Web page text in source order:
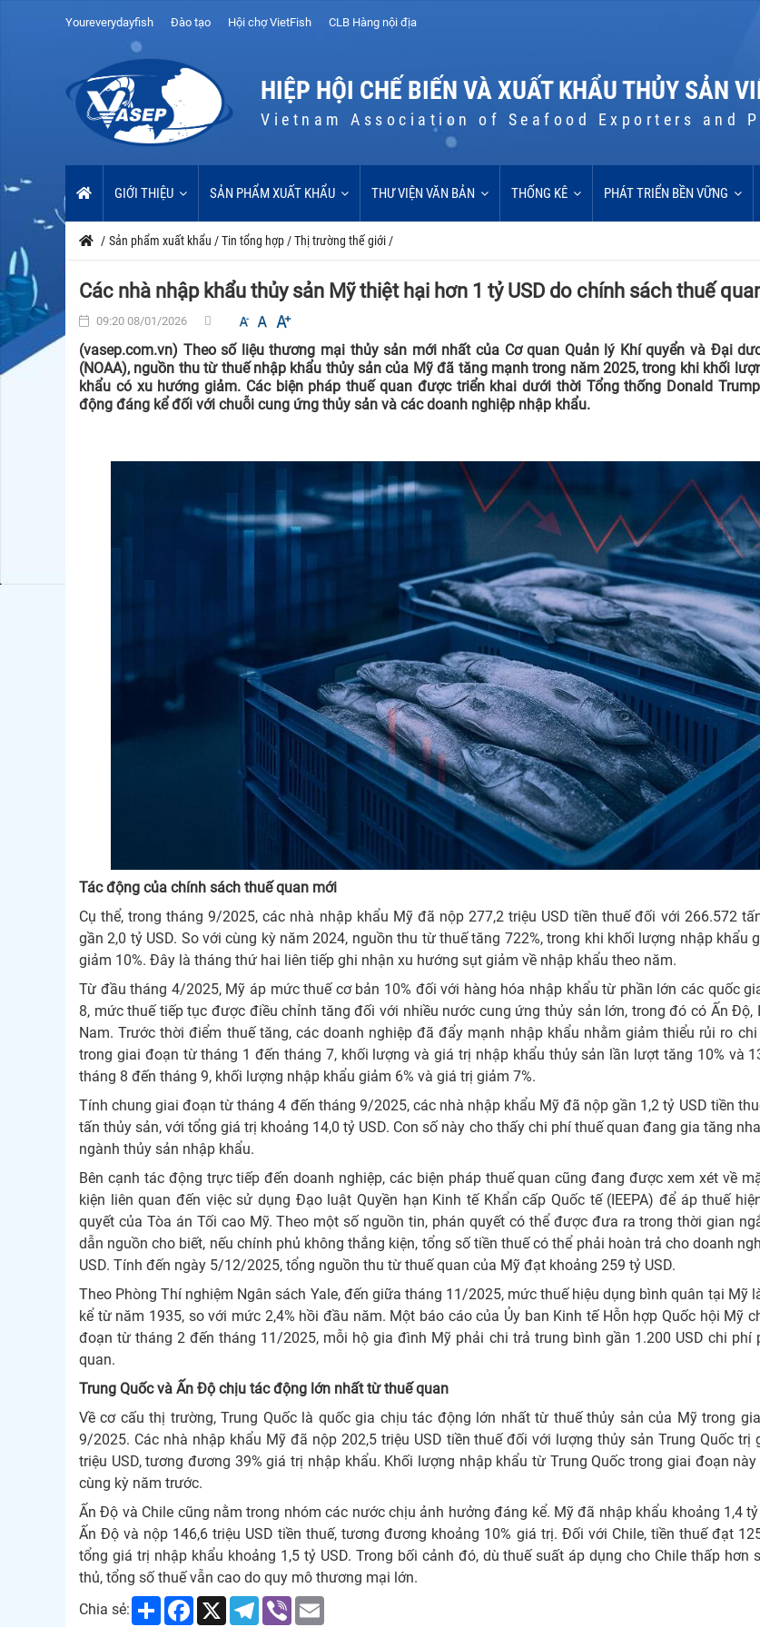
Youreverydayfish Đào tạo Hội chợ VietFish CLB Hàng nội địa
HIỆP HỘI CHẾ BIẾN VÀ XUẤT KHẨU THỦY SẢN
Vietnam Association of Seafood Exporters and
GIỚI THIỆU SẢN PHẨM XUẤT KHẨU THƯ VIỆN VĂN BẢN THỐNG KÊ PHÁT TRIỂN BỀN VỮNG
/ Sản phẩm xuất khẩu /Tin tổng hợp /Thị trường thế giới /
Các nhà nhập khẩu thủy sản Mỹ thiệt hại hơn 1 tỷ USD do chính sách thuế
09:20 08/01/2026
(vasep.com.vn) Theo số liệu thương mại thủy sản mới nhất của Cơ quan Quản lý Khí quyển và Đại
(NOAA), nguồn thu từ thuế nhập khẩu thủy sản của Mỹ đã tăng mạnh trong năm 2025, trong khi khối
khẩu có xu hướng giảm. Các biện pháp thuế quan được triển khai dưới thời Tổng thống Donald
động đáng kể đối với chuỗi cung ứng thủy sản và các doanh nghiệp nhập khẩu.
Tác động của chính sách thuế quan mới
Cụ thể, trong tháng 9/2025, các nhà nhập khẩu Mỹ đã nộp 277,2 triệu USD tiền thuế đối với 266.572
gần 2,0 tỷ USD. So với cùng kỳ năm 2024, nguồn thu từ thuế tăng 722%, trong khi khối lượng nhập khẩu
giảm 10%. Đây là tháng thứ hai liên tiếp ghi nhận xu hướng sụt giảm về nhập khẩu theo năm.
Từ đầu tháng 4/2025, Mỹ áp mức thuế cơ bản 10% đối với hàng hóa nhập khẩu từ phần lớn các quốc
8, mức thuế tiếp tục được điều chỉnh tăng đối với nhiều nước cung ứng thủy sản lớn, trong đó có Ấn Độ,
Nam. Trước thời điểm thuế tăng, các doanh nghiệp đã đẩy mạnh nhập khẩu nhằm giảm thiểu rủi ro chi
trong giai đoạn từ tháng 1 đến tháng 7, khối lượng và giá trị nhập khẩu thủy sản lần lượt tăng 10% và
tháng 8 đến tháng 9, khối lượng nhập khẩu giảm 6% và giá trị giảm 7%.
Tính chung giai đoạn từ tháng 4 đến tháng 9/2025, các nhà nhập khẩu Mỹ đã nộp gần 1,2 tỷ USD tiền
tấn thủy sản, với tổng giá trị khoảng 14,0 tỷ USD. Con số này cho thấy chi phí thuế quan đang gia tăng
ngành thủy sản nhập khẩu.
Bên cạnh tác động trực tiếp đến doanh nghiệp, các biện pháp thuế quan cũng đang được xem xét về
kiện liên quan đến việc sử dụng Đạo luật Quyền hạn Kinh tế Khẩn cấp Quốc tế (IEEPA) để áp thuế
quyết của Tòa án Tối cao Mỹ. Theo một số nguồn tin, phán quyết có thể được đưa ra trong thời gian
dẫn nguồn cho biết, nếu chính phủ không thắng kiện, tổng số tiền thuế có thể phải hoàn trả cho doanh
USD. Tính đến ngày 5/12/2025, tổng nguồn thu từ thuế quan của Mỹ đạt khoảng 259 tỷ USD.
Theo Phòng Thí nghiệm Ngân sách Yale, đến giữa tháng 11/2025, mức thuế hiệu dụng bình quân tại Mỹ
kể từ năm 1935, so với mức 2,4% hồi đầu năm. Một báo cáo của Ủy ban Kinh tế Hỗn hợp Quốc hội Mỹ
đoạn từ tháng 2 đến tháng 11/2025, mỗi hộ gia đình Mỹ phải chi trả trung bình gần 1.200 USD chi phí
quan.
Trung Quốc và Ấn Độ chịu tác động lớn nhất từ thuế quan
Về cơ cấu thị trường, Trung Quốc là quốc gia chịu tác động lớn nhất từ thuế thủy sản của Mỹ trong
9/2025. Các nhà nhập khẩu Mỹ đã nộp 202,5 triệu USD tiền thuế đối với lượng thủy sản Trung Quốc trị
triệu USD, tương đương 39% giá trị nhập khẩu. Khối lượng nhập khẩu từ Trung Quốc trong giai đoạn
cùng kỳ năm trước.
Ấn Độ và Chile cũng nằm trong nhóm các nước chịu ảnh hưởng đáng kể. Mỹ đã nhập khẩu khoảng 1,4
Ấn Độ và nộp 146,6 triệu USD tiền thuế, tương đương khoảng 10% giá trị. Đối với Chile, tiền thuế đạt
tổng giá trị nhập khẩu khoảng 1,5 tỷ USD. Trong bối cảnh đó, dù thuế suất áp dụng cho Chile thấp hơn
thủ, tổng số thuế vẫn cao do quy mô thương mại lớn.
Chia sẻ:
Share Facebook
X Telegram
Viber